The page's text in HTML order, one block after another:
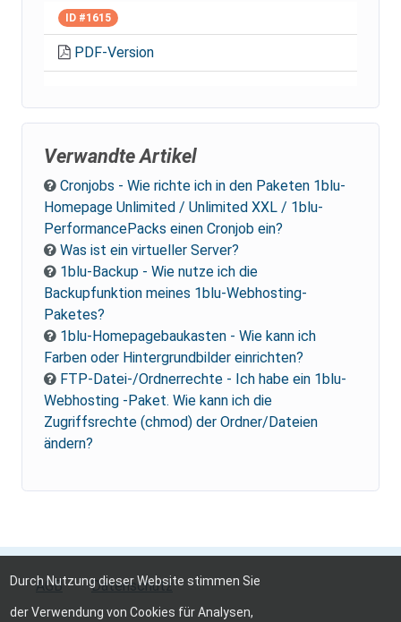
ID #1615
PDF-Version
Verwandte Artikel
Cronjobs - Wie richte ich in den Paketen 1blu-
Homepage Unlimited / Unlimited XXL / 1blu-
PerformancePacks einen Cronjob ein?
Was ist ein virtueller Server?
1blu-Backup - Wie nutze ich die
Backupfunktion meines 1blu-Webhosting-
Paketes?
1blu-Homepagebaukasten - Wie kann ich
Farben oder Hintergrundbilder einrichten?
FTP-Datei-/Ordnerrechte - Ich habe ein 1blu-
Webhosting -Paket. Wie kann ich die
Zugriffsrechte (chmod) der Ordner/Dateien
ändern?
AGB Datenschutz
Durch Nutzung dieser Website stimmen Sie
der Verwendung von Cookies für Analysen,